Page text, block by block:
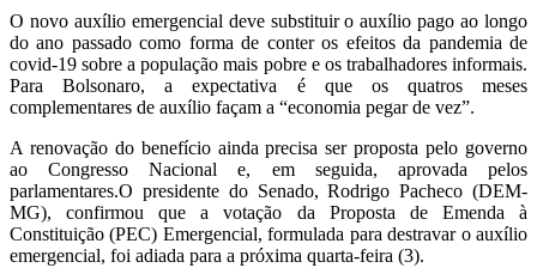
O novo auxílio emergencial deve substituir o auxílio pago ao longo
do ano passado como forma de conter os efeitos da pandemia de
covid-19 sobre a população mais pobre e os trabalhadores informais.
Para Bolsonaro, a expectativa é que os quatros meses
complementares de auxílio façam a “economia pegar de vez”.
A renovação do benefício ainda precisa ser proposta pelo governo
ao Congresso Nacional e, em seguida, aprovada pelos
parlamentares.O presidente do Senado, Rodrigo Pacheco (DEM-
MG), confirmou que a votação da Proposta de Emenda à
Constituição (PEC) Emergencial, formulada para destravar o auxílio
emergencial, foi adiada para a próxima quarta-feira (3).